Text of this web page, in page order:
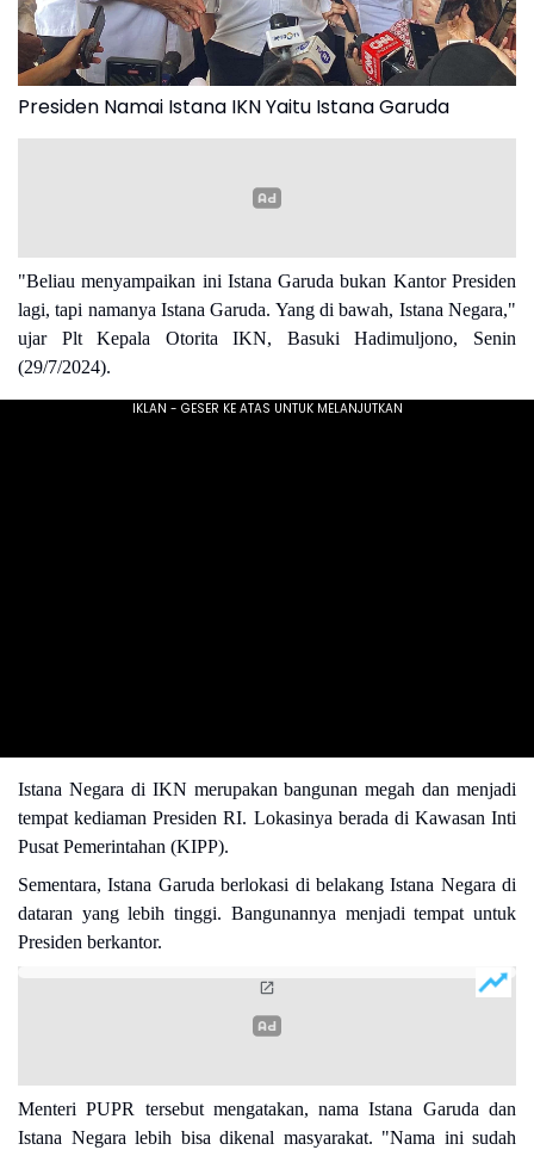
Presiden Namai Istana IKN Yaitu Istana Garuda
"Beliau menyampaikan ini Istana Garuda bukan Kantor Presiden
lagi, tapi namanya Istana Garuda. Yang di bawah, Istana Negara,"
ujar Plt Kepala Otorita IKN, Basuki Hadimuljono, Senin
(29/7/2024).
Istana Negara di IKN merupakan bangunan megah dan menjadi
tempat kediaman Presiden RI. Lokasinya berada di Kawasan Inti
Pusat Pemerintahan (KIPP).
Sementara, Istana Garuda berlokasi di belakang Istana Negara di
dataran yang lebih tinggi. Bangunannya menjadi tempat untuk
Presiden berkantor.
Menteri PUPR tersebut mengatakan, nama Istana Garuda dan
Istana Negara lebih bisa dikenal masyarakat. "Nama ini sudah